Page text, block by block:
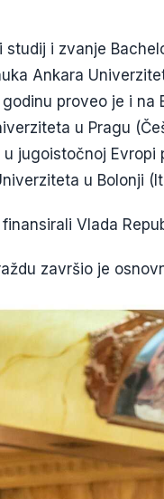
studij i zvanje
Ankara
proveo je i na
u Pragu
u jugoistočnoj
u Bolonji
Vlada
završio je